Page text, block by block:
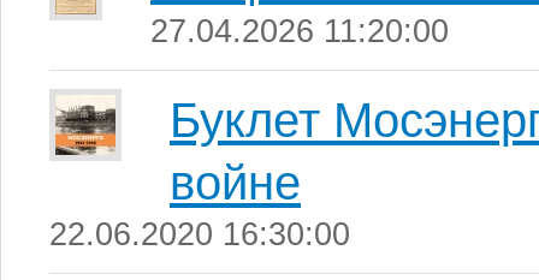
27.04.2026 11:20:00
Буклет
войне
22.06.2020 16:30:00